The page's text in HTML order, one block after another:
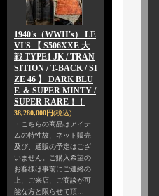
1940's（WWII's） LE
VI'S 【 S506XXE 大
戦 TYPE1 JK / TRAN
SITION / T-BACK / SI
ZE 46 】 DARK BLU
E ＆ SUPER MINTY /
SUPER RARE！！
38,280,000円(税込)
・こちらの商品はアイテ
ムの特性故、ネット販売
及び、通販の予定はござ
いません。ご購入希望の
お客様は事前にご連絡の
上、ご来店、ご商談が可
能な方と限らせて頂…